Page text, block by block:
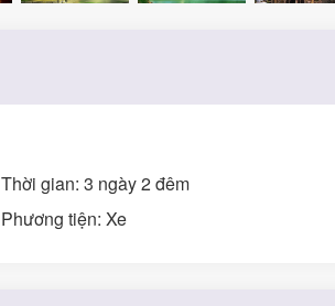
Thời gian: 3 ngày 2 đêm
Phương tiện: Xe